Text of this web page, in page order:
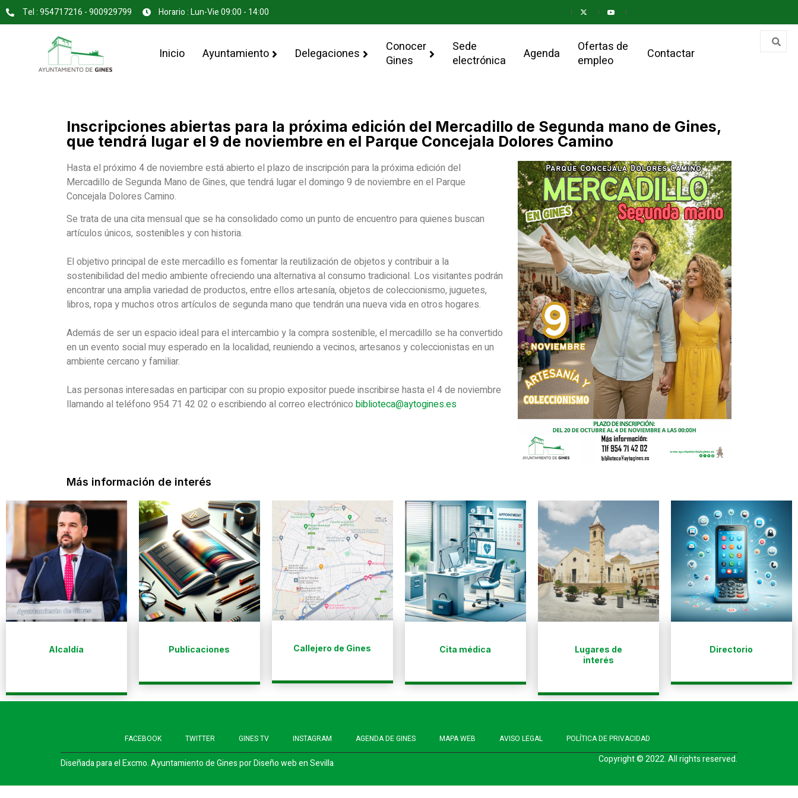
Tel : 954717216 - 900929799 Horario : Lun-Vie 09:00 - 14:00
Inicio Ayuntamiento Delegaciones
Conocer
Gines
Sede
electrónica
Agenda
Ofertas de
empleo
Contactar
Inscripciones abiertas para la próxima edición del Mercadillo de Segunda mano de Gines,
que tendrá lugar el 9 de noviembre en el Parque Concejala Dolores Camino
Hasta el próximo 4 de noviembre está abierto el plazo de inscripción para la próxima edición del
Mercadillo de Segunda Mano de Gines, que tendrá lugar el domingo 9 de noviembre en el Parque
Concejala Dolores Camino.
Se trata de una cita mensual que se ha consolidado como un punto de encuentro para quienes buscan
artículos únicos, sostenibles y con historia.
El objetivo principal de este mercadillo es fomentar la reutilización de objetos y contribuir a la
sostenibilidad del medio ambiente ofreciendo una alternativa al consumo tradicional. Los visitantes podrán
encontrar una amplia variedad de productos, entre ellos artesanía, objetos de coleccionismo, juguetes,
libros, ropa y muchos otros artículos de segunda mano que tendrán una nueva vida en otros hogares.
Además de ser un espacio ideal para el intercambio y la compra sostenible, el mercadillo se ha convertido
en un evento social muy esperado en la localidad, reuniendo a vecinos, artesanos y coleccionistas en un
ambiente cercano y familiar.
Las personas interesadas en participar con su propio expositor puede inscribirse hasta el 4 de noviembre
llamando al teléfono 954 71 42 02 o escribiendo al correo electrónico biblioteca@aytogines.es
Más información de interés
Alcaldía Publicaciones Callejero de Gines Cita médica
Lugares de
interés
Directorio
FACEBOOK TWITTER GINES TV INSTAGRAM AGENDA DE GINES MAPA WEB AVISO LEGAL POLÍTICA DE PRIVACIDAD
Diseñada para el Excmo. Ayuntamiento de Gines porDiseño web en Sevilla Copyright © 2022. All rights reserved.